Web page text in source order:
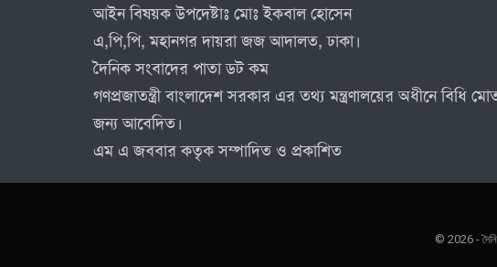
আইন বিষয়ক উপদেষ্টাঃ মোঃ ইকবাল হোসেন
এ,পি,পি, মহানগর দায়রা জজ আদালত, ঢাকা।
দৈনিক সংবাদের পাতা ডট কম
গণপ্রজাতন্ত্রী বাংলাদেশ সরকার এর তথ্য মন্ত্রণালয়ের অধীনে বিধি
জন্য আবেদিত।
এম এ জববার কতৃক সম্পাদিত ও প্রকাশিত
© 2026 -